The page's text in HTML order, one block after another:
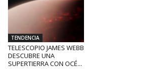
TENDENCIA
TELESCOPIO JAMES WEBB
DESCUBRE UNA
SUPERTIERRA CON OCÉ...